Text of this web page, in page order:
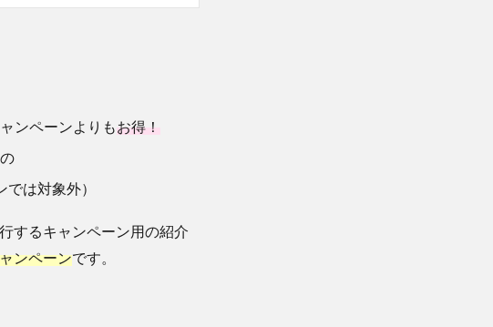
ンペーンよりも お得！
では対象外）
するキャンペーン用の紹介
ンペーンです。